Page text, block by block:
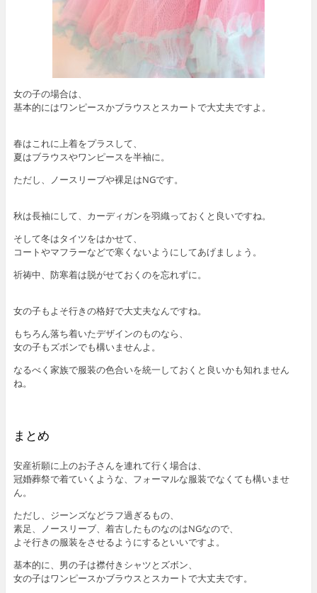
女の子の場合は、
基本的にはワンピースかブラウスとスカートで大丈夫ですよ。
春はこれに上着をプラスして、
夏はブラウスやワンピースを半袖に。
ただし、ノースリーブや裸足はNGです。
秋は長袖にして、カーディガンを羽織っておくと良いですね。
そして冬はタイツをはかせて、
コートやマフラーなどで寒くないようにしてあげましょう。
祈祷中、防寒着は脱がせておくのを忘れずに。
女の子もよそ行きの格好で大丈夫なんですね。
もちろん落ち着いたデザインのものなら、
女の子もズボンでも構いませんよ。
なるべく家族で服装の色合いを統一しておくと良いかも知れません
ね。
まとめ
安産祈願に上のお子さんを連れて行く場合は、
冠婚葬祭で着ていくような、フォーマルな服装でなくても構いませ
ん。
ただし、ジーンズなどラフ過ぎるもの、
素足、ノースリーブ、着古したものなのはNGなので、
よそ行きの服装をさせるようにするといいですよ。
基本的に、男の子は襟付きシャツとズボン、
女の子はワンピースかブラウスとスカートで大丈夫です。